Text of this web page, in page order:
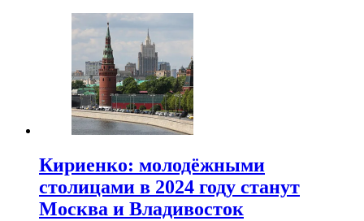
Кириенко: молодёжными
столицами в 2024 году станут
Москва и Владивосток